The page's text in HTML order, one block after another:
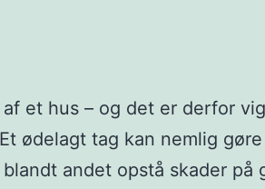
et hus – og det er derfor
ødelagt tag kan nemlig
andet opstå skader på